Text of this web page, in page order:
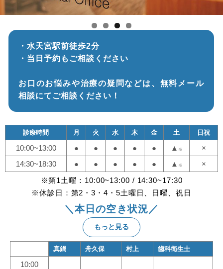
・水天宮駅前徒歩2分
・当日予約もご相談ください
お口のお悩みや治療の疑問などは、無料メール
相談にてご相談ください！
診療時間 月 火 水 木 金 土 日祝
10:00~13:00 ● ● ● ● ● ▲ ※
×
14:30~18:30
● ● ● ● ● ▲ ※
×
※第1土曜：10:00~13:00 / 14:30~17:30
※休診日：第2・3・4・5土曜日、日曜、祝日
＼本日の空き状況／
もっと見る
真鍋 舟久保 村上 歯科衛生士
10:00